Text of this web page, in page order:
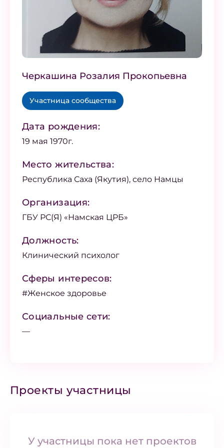
Черкашина Розалия Прокопьевна
Участница сообщества
Дата рождения:
19 мая 1970г.
Место жительства:
Республика Саха (Якутия), село Намцы
Организация:
ГБУ РС(Я) «Намская ЦРБ»
Должность:
Клинический психолог
Сферы интересов:
#Женское здоровье
Социальные сети:
—
Проекты участницы
У участницы пока нет проектов